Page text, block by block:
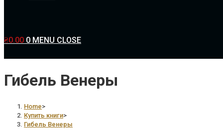
₴0.00 0 MENU CLOSE
Гибель Венеры
Home>
Купить книги>
Гибель Венеры